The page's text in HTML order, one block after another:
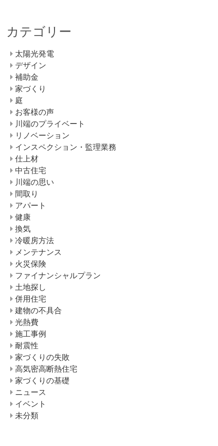
カテゴリー
太陽光発電
デザイン
補助金
家づくり
庭
お客様の声
川端のプライベート
リノベーション
インスペクション・監理業務
仕上材
中古住宅
川端の思い
間取り
アパート
健康
換気
冷暖房方法
メンテナンス
火災保険
ファイナンシャルプラン
土地探し
併用住宅
建物の不具合
光熱費
施工事例
耐震性
家づくりの失敗
高気密高断熱住宅
家づくりの基礎
ニュース
イベント
未分類